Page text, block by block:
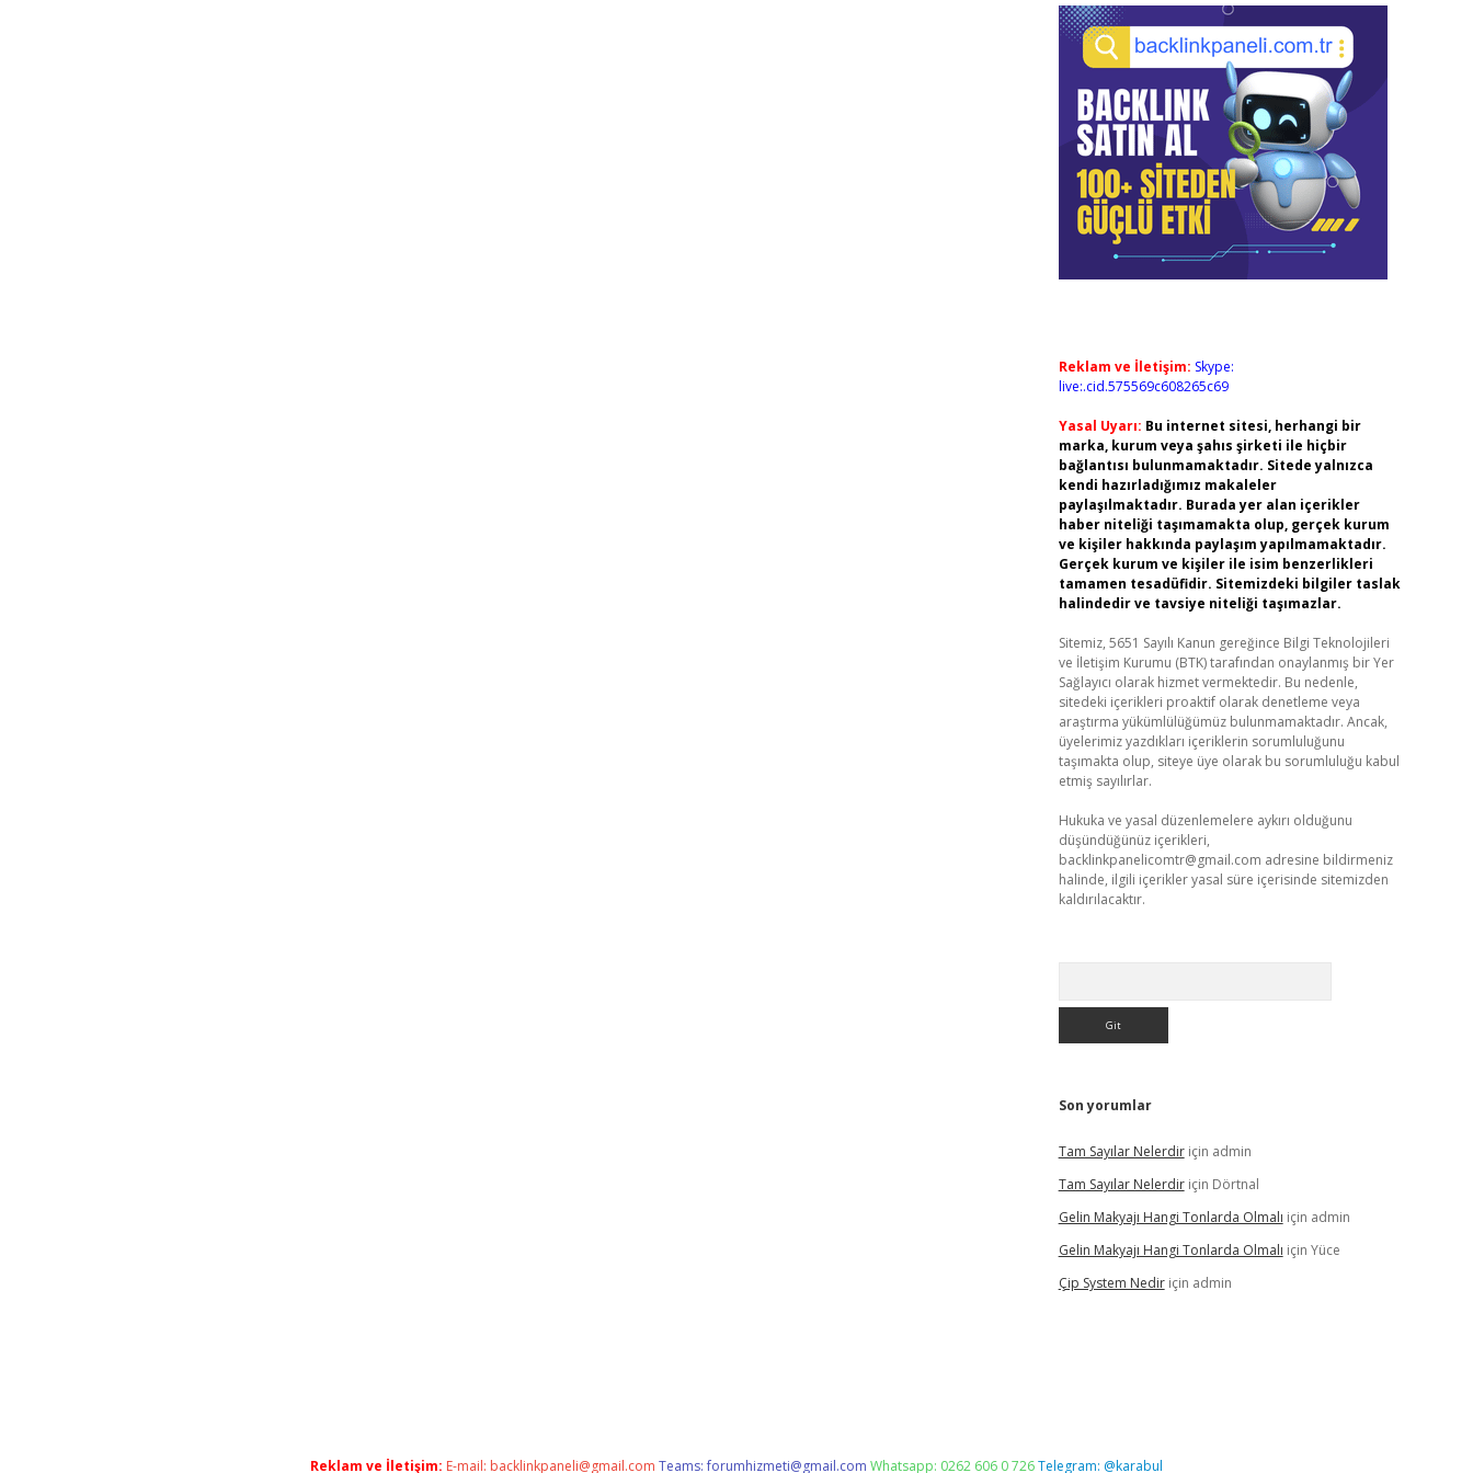
Reklam ve İletişim: Skype:
live:.cid.575569c608265c69
Yasal Uyarı: Bu internet sitesi, herhangi bir
marka, kurum veya şahıs şirketi ile hiçbir
bağlantısı bulunmamaktadır. Sitede yalnızca
kendi hazırladığımız makaleler
paylaşılmaktadır. Burada yer alan içerikler
haber niteliği taşımamakta olup, gerçek kurum
ve kişiler hakkında paylaşım yapılmamaktadır.
Gerçek kurum ve kişiler ile isim benzerlikleri
tamamen tesadüfidir. Sitemizdeki bilgiler taslak
halindedir ve tavsiye niteliği taşımazlar.
Sitemiz, 5651 Sayılı Kanun gereğince Bilgi Teknolojileri
ve İletişim Kurumu (BTK) tarafından onaylanmış bir Yer
Sağlayıcı olarak hizmet vermektedir. Bu nedenle,
sitedeki içerikleri proaktif olarak denetleme veya
araştırma yükümlülüğümüz bulunmamaktadır. Ancak,
üyelerimiz yazdıkları içeriklerin sorumluluğunu
taşımakta olup, siteye üye olarak bu sorumluluğu kabul
etmiş sayılırlar.
Hukuka ve yasal düzenlemelere aykırı olduğunu
düşündüğünüz içerikleri,
backlinkpanelicomtr@gmail.com adresine bildirmeniz
halinde, ilgili içerikler yasal süre içerisinde sitemizden
kaldırılacaktır.
Son yorumlar
Tam Sayılar Nelerdiriçin admin
Tam Sayılar Nelerdiriçin Dörtnal
Gelin Makyajı Hangi Tonlarda Olmalı için admin
Gelin Makyajı Hangi Tonlarda Olmalı için Yüce
Çip System Nediriçin admin
Reklam ve İletişim: E-mail: backlinkpaneli@gmail.com Teams:forumhizmeti@gmail.com Whatsapp: 0262 606 0 726Telegram: @karabul